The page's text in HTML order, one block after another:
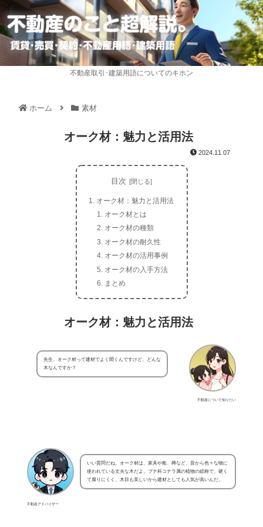
不動産取引･建築用語についてのキホン
ホーム 素材
オーク材：魅力と活用法
2024.11.07
目次
オーク材：魅力と活用法
オーク材とは
オーク材の種類
オーク材の耐久性
オーク材の活用事例
オーク材の入手方法
まとめ
オーク材：魅力と活用法
不動産について知りたい
先生、オーク材って建材でよく聞くんですけど、どんな
木なんですか？
不動産アドバイザー
いい質問だね。オーク材は、家具や船、樽など、昔から色々な物に
使われている丈夫な木だよ。ブナ科コナラ属の植物の総称で、硬く
て腐りにくく、木目も美しいから建材としても人気が高いんだ。